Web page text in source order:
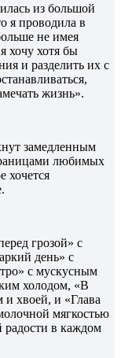
из большой
я проводила в
не имея
хочу хотя бы
и разделить их с
жизнь».
замедленным
любимых
хочется
грозой» с
день» с
с мускусным
холодом, «В
хвоей, и «Глава
мягкостью
в каждом